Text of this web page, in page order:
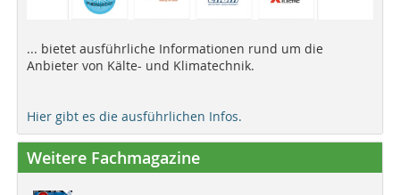
... bietet ausführliche Informationen rund um die
Anbieter von Kälte- und Klimatechnik.
Hier gibt es die ausführlichen Infos.
Weitere Fachmagazine